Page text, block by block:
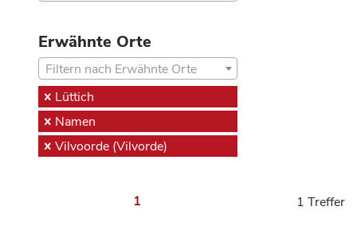
Erwähnte Orte
Filtern nach Erwähnte Orte
Lüttich
Namen
Vilvoorde (Vilvorde)
1 1 Treffer